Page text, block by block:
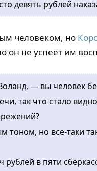
девять рублей
человеком, но
он не успеет им
— вы человек
так что стало
тоном, но все-таки
в пяти